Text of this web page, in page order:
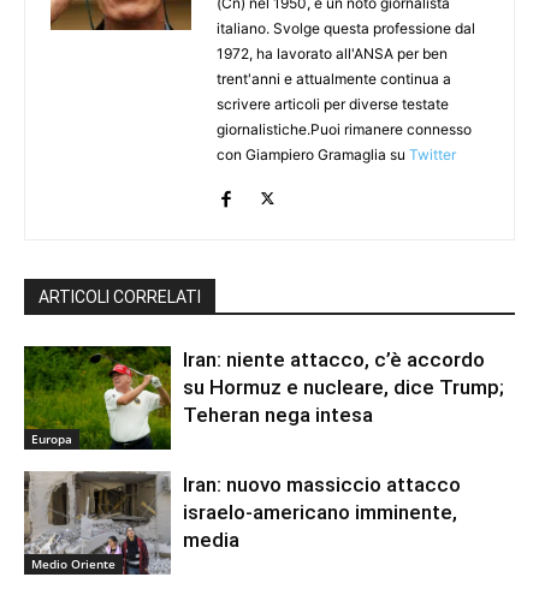
italiano. Svolge questa professione dal
1972, ha lavorato all'ANSA per ben
trent'anni e attualmente continua a
scrivere articoli per diverse testate
giornalistiche.Puoi rimanere connesso
con Giampiero Gramaglia su Twitter
ARTICOLI CORRELATI
Europa
Iran: niente attacco, c’è accordo
su Hormuz e nucleare, dice Trump;
Teheran nega intesa
Medio Oriente
Iran: nuovo massiccio attacco
israelo-americano imminente,
media